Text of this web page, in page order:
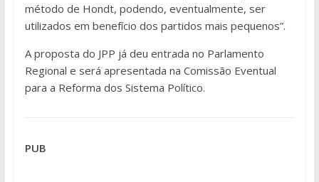
método de Hondt, podendo, eventualmente, ser
utilizados em benefício dos partidos mais pequenos”.
A proposta do JPP já deu entrada no Parlamento
Regional e será apresentada na Comissão Eventual
para a Reforma dos Sistema Político.
PUB